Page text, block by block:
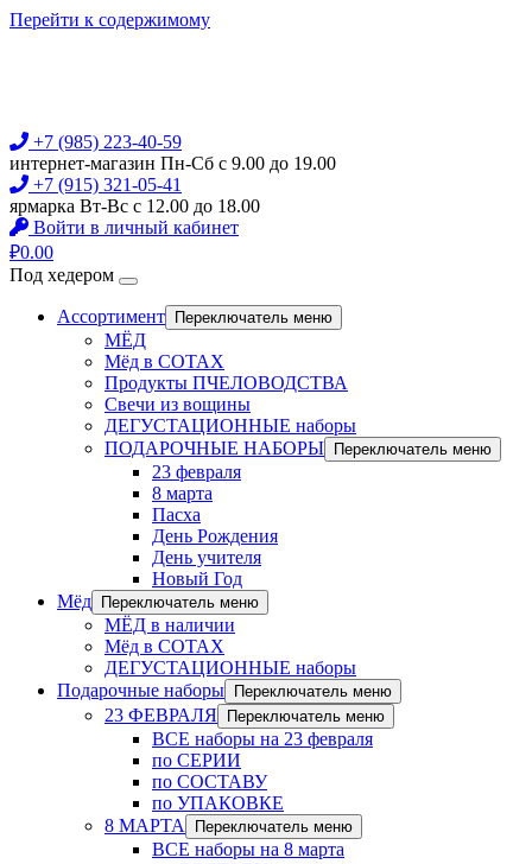
Перейти к содержимому
+7 (985) 223-40-59
интернет-магазин Пн-Сб с 9.00 до 19.00
+7 (915) 321-05-41
ярмарка Вт-Вс с 12.00 до 18.00
Войти в личный кабинет
₽0.00
Под хедером
Ассортимент Переключатель меню
МЁД
Мёд в СОТАХ
Продукты ПЧЕЛОВОДСТВА
Свечи из вощины
ДЕГУСТАЦИОННЫЕ наборы
ПОДАРОЧНЫЕ НАБОРЫ
Переключатель меню
23 февраля
8 марта
Пасха
День Рождения
День учителя
Новый Год
Мёд
Переключатель меню
МЁД в наличии
Мёд в СОТАХ
ДЕГУСТАЦИОННЫЕ наборы
Подарочные наборы
Переключатель меню
23 ФЕВРАЛЯ Переключатель меню
ВСЕ наборы на 23 февраля
по СЕРИИ
по СОСТАВУ
по УПАКОВКЕ
8 МАРТА
Переключатель меню
ВСЕ наборы на 8 марта